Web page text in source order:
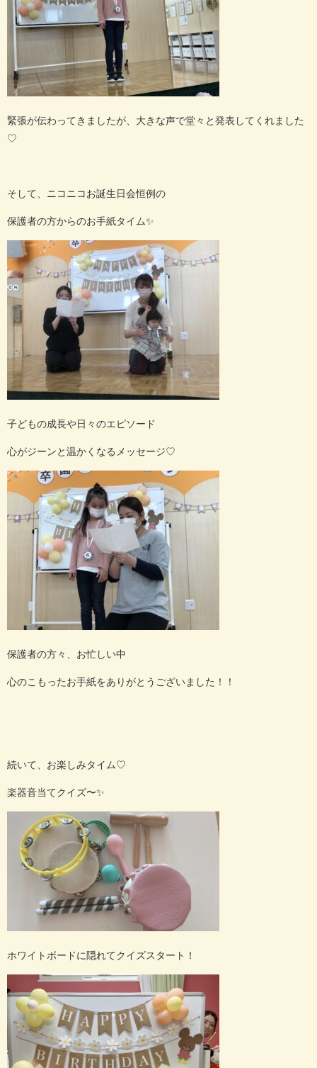
緊張が伝わってきましたが、大きな声で堂々と発表してくれました
♡
そして、ニコニコお誕生日会恒例の
保護者の方からのお手紙タイム✨
子どもの成長や日々のエピソード
心がジーンと温かくなるメッセージ♡
保護者の方々、お忙しい中
心のこもったお手紙をありがとうございました！！
続いて、お楽しみタイム♡
楽器音当てクイズ〜✨
ホワイトボードに隠れてクイズスタート！